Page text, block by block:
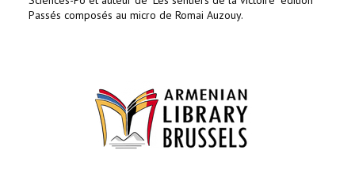
Passés composés au micro de Romai Auzouy.